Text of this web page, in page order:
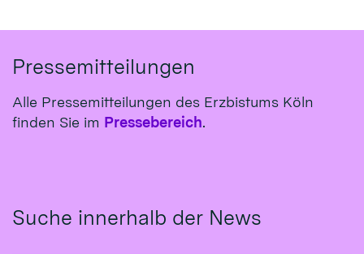
Pressemitteilungen
Alle Pressemitteilungen des Erzbistums Köln
finden Sie im Pressebereich.
Suche innerhalb der News